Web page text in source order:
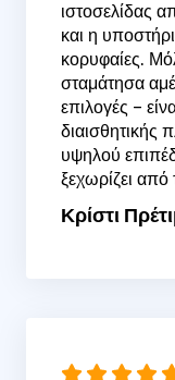
ιστοσελίδας
και η
κορυφαίες.
σταμάτησα
επιλογές –
διαισθητικής
υψηλού
ξεχωρίζει
Κρίστι